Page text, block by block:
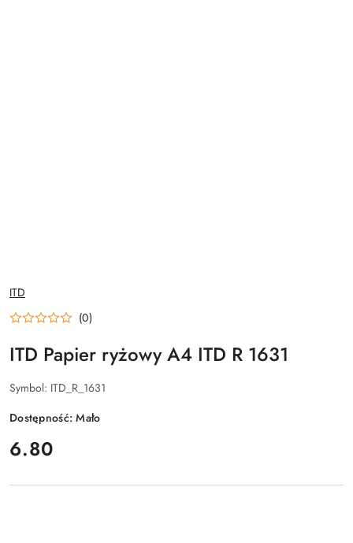
NAZWA
PRODUCENTA:
ITD
(0)
ITD Papier ryżowy A4 ITD R 1631
Symbol: ITD_R_1631
Dostępność:Mało
cena:
6.80